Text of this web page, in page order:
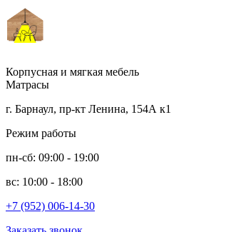
Корпусная и мягкая мебель
Матрасы
г. Барнаул, пр-кт Ленина, 154А к1
Режим работы
пн-сб: 09:00 - 19:00
вс: 10:00 - 18:00
+7 (952) 006-14-30